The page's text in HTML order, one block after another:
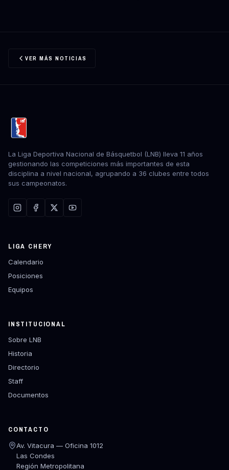
VER MÁS NOTICIAS
La Liga Deportiva Nacional de Básquetbol (LNB) lleva 11 años
gestionando las competiciones más importantes de esta
disciplina a nivel nacional, agrupando a 36 clubes entre todos
sus campeonatos.
LIGA CHERY
Calendario
Posiciones
Equipos
INSTITUCIONAL
Sobre LNB
Historia
Directorio
Staff
Documentos
CONTACTO
Av. Vitacura — Oficina 1012
Las Condes
Región Metropolitana